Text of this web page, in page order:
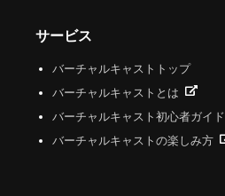
サービス
バーチャルキャストトップ
バーチャルキャストとは
バーチャルキャスト初心者ガイド
バーチャルキャストの楽しみ方